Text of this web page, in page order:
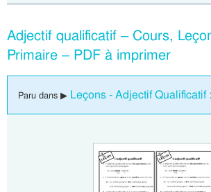
Adjectif qualificatif – Cours,
Primaire – PDF à imprimer
Paru dans ▶ Leçons - Adjectif Qualificatif